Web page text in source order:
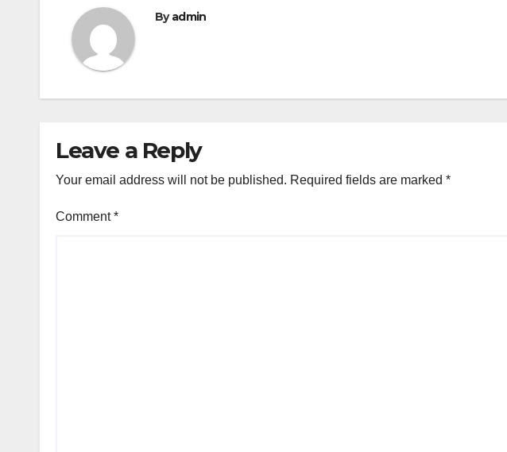
Byadmin
Leave a Reply
Your email address will not be published. Required fields are marked *
Comment*